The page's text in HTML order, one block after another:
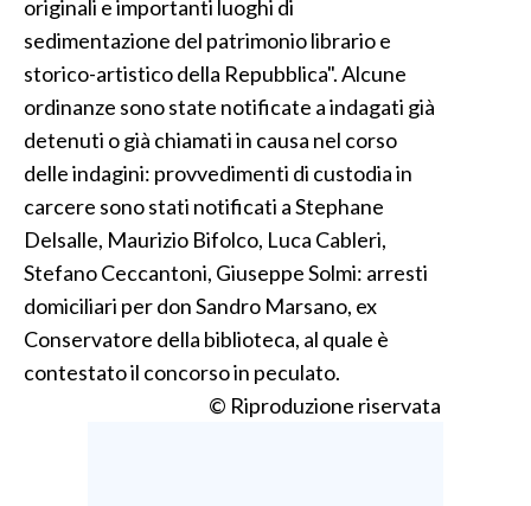
originali e importanti luoghi di
sedimentazione del patrimonio librario e
storico-artistico della Repubblica". Alcune
ordinanze sono state notificate a indagati già
detenuti o già chiamati in causa nel corso
delle indagini: provvedimenti di custodia in
carcere sono stati notificati a Stephane
Delsalle, Maurizio Bifolco, Luca Cableri,
Stefano Ceccantoni, Giuseppe Solmi: arresti
domiciliari per don Sandro Marsano, ex
Conservatore della biblioteca, al quale è
contestato il concorso in peculato.
© Riproduzione riservata